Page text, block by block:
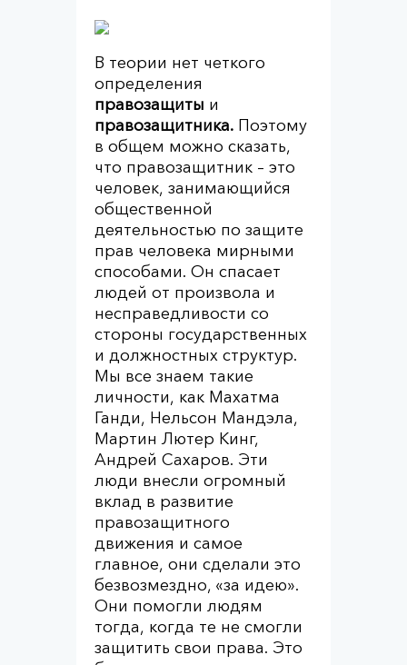
В теории нет четкого
определения
правозащиты и
правозащитника. Поэтому
в общем можно сказать,
что правозащитник – это
человек, занимающийся
общественной
деятельностью по защите
прав человека мирными
способами. Он спасает
людей от произвола и
несправедливости со
стороны государственных
и должностных структур.
Мы все знаем такие
личности, как Махатма
Ганди, Нельсон Мандэла,
Мартин Лютер Кинг,
Андрей Сахаров. Эти
люди внесли огромный
вклад в развитие
правозащитного
движения и самое
главное, они сделали это
безвозмездно, «за идею».
Они помогли людям
тогда, когда те не смогли
защитить свои права. Это